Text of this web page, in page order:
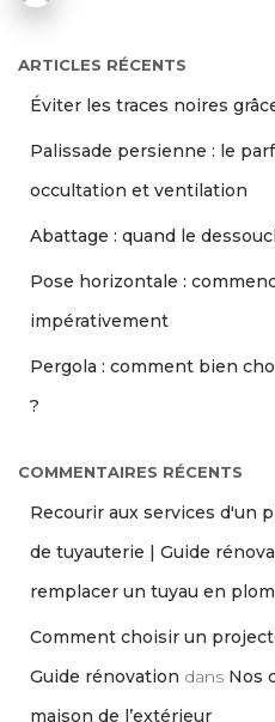
ARTICLES RÉCENTS
Éviter les traces noires
Palissade persienne : le
occultation et ventilation
Abattage : quand le
Pose horizontale :
impérativement
Pergola : comment bien
?
COMMENTAIRES RÉCENTS
Recourir aux services d'un
de tuyauterie | Guide
remplacer un tuyau en
Comment choisir un
Guide rénovation dans Nos
maison de l’extérieur